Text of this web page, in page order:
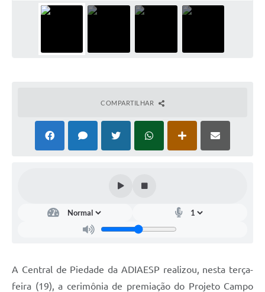
COMPARTILHAR
A Central de Piedade da ADIAESP realizou, nesta terça-
feira (19), a cerimônia de premiação do Projeto Campo